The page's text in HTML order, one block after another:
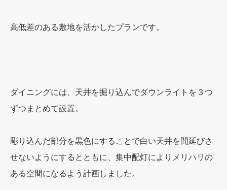
高低差のある敷地を活かしたプランです。
ダイニングには、天井を掘り込んでダウンライトを３つ
ずつまとめて設置。
彫り込んだ部分を黒色にすることで白い天井を間延びさ
せないようにするとともに、集中配灯によりメリハリの
ある空間になるよう計画しました。